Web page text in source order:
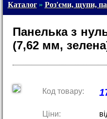
Каталог» Роз'єми, щупи,
Панелька з
(7,62 мм,
Код товару:
Ціни: